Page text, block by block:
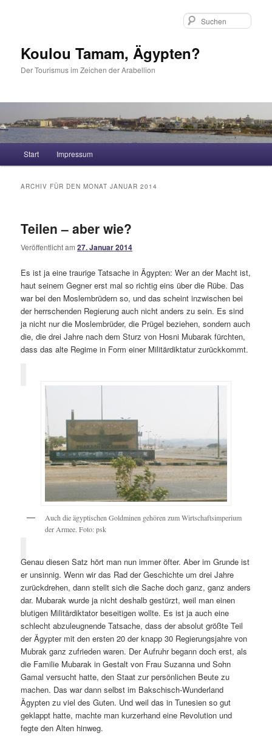
Koulou Tamam, Ägypten?
Der Tourismus im Zeichen der Arabellion
Zum Inhalt wechseln
Zum sekundären Inhalt wechseln
Start Impressum
ARCHIV FÜR DEN MONATJANUAR 2014
Teilen – aber wie?
Veröffentlicht am27. Januar 2014
Es ist ja eine traurige Tatsache in Ägypten: Wer an der Macht ist,
haut seinem Gegner erst mal so richtig eins über die Rübe. Das
war bei den Moslembrüdern so, und das scheint inzwischen bei
der herrschenden Regierung auch nicht anders zu sein. Es sind
ja nicht nur die Moslembrüder, die Prügel beziehen, sondern auch
die, die drei Jahre nach dem Sturz von Hosni Mubarak fürchten,
dass das alte Regime in Form einer Militärdiktatur zurückkommt.
Auch die ägyptischen Goldminen gehören zum Wirtschaftsimperium
der Armee. Foto: psk
Genau diesen Satz hört man nun immer öfter. Aber im Grunde ist
er unsinnig. Wenn wir das Rad der Geschichte um drei Jahre
zurückdrehen, dann stellt sich die Sache doch ganz, ganz anders
dar. Mubarak wurde ja nicht deshalb gestürzt, weil man einen
blutigen Militärdiktator beseitigen wollte. Es ist ja auch eine
schlecht abzuleugnende Tatsache, dass der absolut größte Teil
der Ägypter mit den ersten 20 der knapp 30 Regierungsjahre von
Mubrak ganz zufrieden waren. Der Aufruhr begann doch erst, als
die Familie Mubarak in Gestalt von Frau Suzanna und Sohn
Gamal versucht hatte, den Staat zur persönlichen Beute zu
machen. Das war dann selbst im Bakschisch-Wunderland
Ägypten zu viel des Guten. Und weil das in Tunesien so gut
geklappt hatte, machte man kurzerhand eine Revolution und
fegte den Alten hinweg.